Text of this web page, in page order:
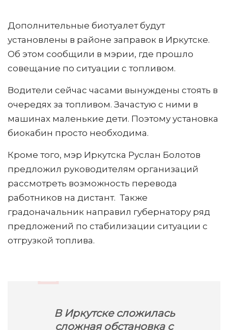
Дополнительные биотуалет будут
установлены в районе заправок в Иркутске.
Об этом сообщили в мэрии, где прошло
совещание по ситуации с топливом.
Водители сейчас часами вынуждены стоять в
очередях за топливом. Зачастую с ними в
машинах маленькие дети. Поэтому установка
биокабин просто необходима.
Кроме того, мэр Иркутска Руслан Болотов
предложил руководителям организаций
рассмотреть возможность перевода
работников на дистант. Также
градоначальник направил губернатору ряд
предложений по стабилизации ситуации с
отгрузкой топлива.
В Иркутске сложилась
сложная обстановка с